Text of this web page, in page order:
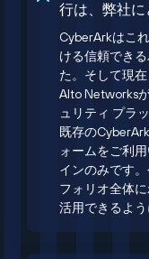
行は、弊社
CyberArkはこ
ける信頼でき
た。そして現
Alto Networks
ュリティ プラ
既存の
ォームをご利
インのみです
フォリオ全体
活用できるよう